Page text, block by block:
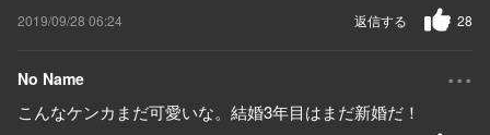
2019/09/28 06:24 28
返信する
No Name ...
こんなケンカまだ可愛いな。結婚3年目はまだ新婚だ！